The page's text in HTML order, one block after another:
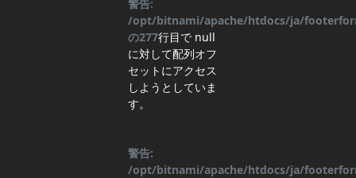
警告:
/opt/bitnami/apache/htdocs/ja/
の277行目で null
に対して配列オフ
セットにアクセス
しようとしていま
す。
警告:
/opt/bitnami/apache/htdocs/ja/